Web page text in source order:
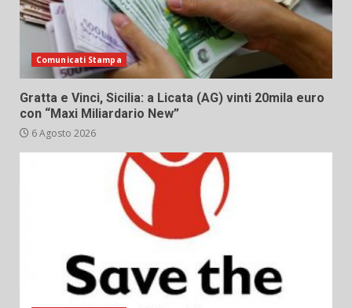
Comunicati Stampa
Gratta e Vinci, Sicilia: a Licata (AG) vinti 20mila euro
con “Maxi Miliardario New”
6 Agosto 2026